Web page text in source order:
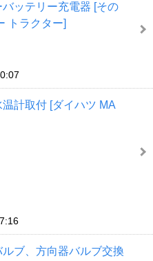
ッテリー充電器 [その
トラクター]
計取付 [ダイハツ MA
ルブ、方向器バルブ交換